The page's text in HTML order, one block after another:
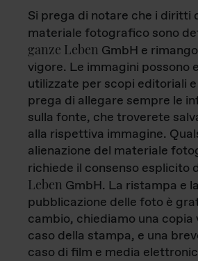
Si prega di notare che i diritti
materiale fotografico sono
ganze Leben GmbH e
vigore. Le immagini possono
utilizzate per scopi editoriali
prega di allegare sempre le
sulla fonte, che troverete
alla rispettiva immagine.
alienazione del materiale
richiede il consenso esplicito
Leben GmbH. La ristampa e la
pubblicazione delle foto è
cambio, chiediamo una copia
caso della stampa, e una
caso di film e media